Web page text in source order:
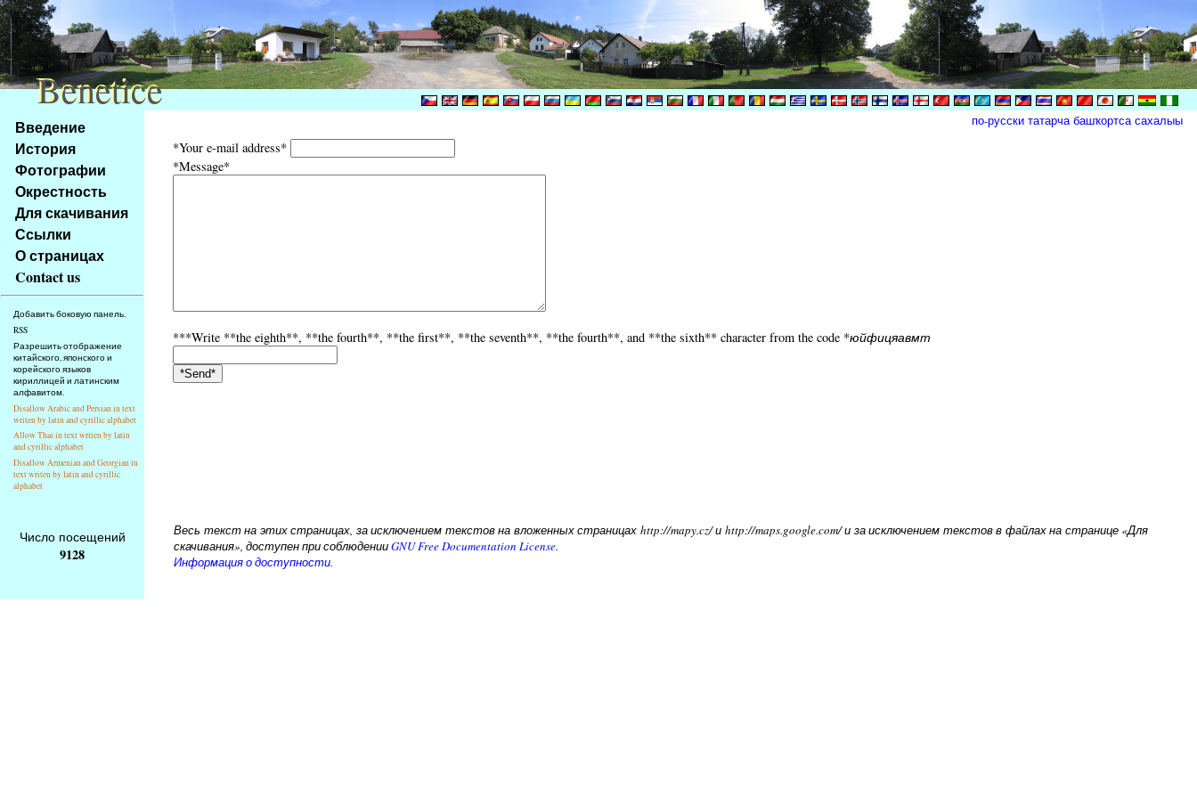
Na
obsah
stránky
Klávesové
zkratky
tomto
webu
základní
strana
Введение
История
Фотографии
Окрестность
Для скачивания
Ссылки
О страницах
Contact us
Добавить боковую панель.
RSS
Разрешить отображение
китайского, японского и
корейского языков
кириллицей и латинским
алфавитом.
Disallow Arabic and Persian in text
writen by latin and cyrillic alphabet
Allow Thai in text writen by latin
and cyrillic alphabet
Disallow Armenian and Georgian in
text writen by latin and cyrillic
alphabet
*Your e-mail address*
*Message*
***Write **the eighth**, **the fourth**, **the first**, **the seventh**, **the fourth**, and **the sixth** character from the code *юйфицяавмт
Число посещений
9128
Весь текст на этих страницах, за исключением текстов на вложенных страницах http://mapy.cz/ и http://maps.google.com/ и за исключением текстов в файлах на странице «Для
скачивания», доступен при соблюденииGNU Free Documentation License.
Информация о доступности.
Benetice
Benetice
по-русски татарча башҡортса сахалыы